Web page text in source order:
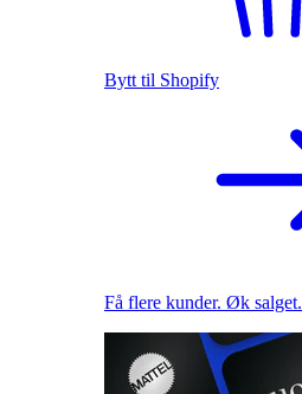
Bytt til Shopify
Få flere kunder. Øk salget.